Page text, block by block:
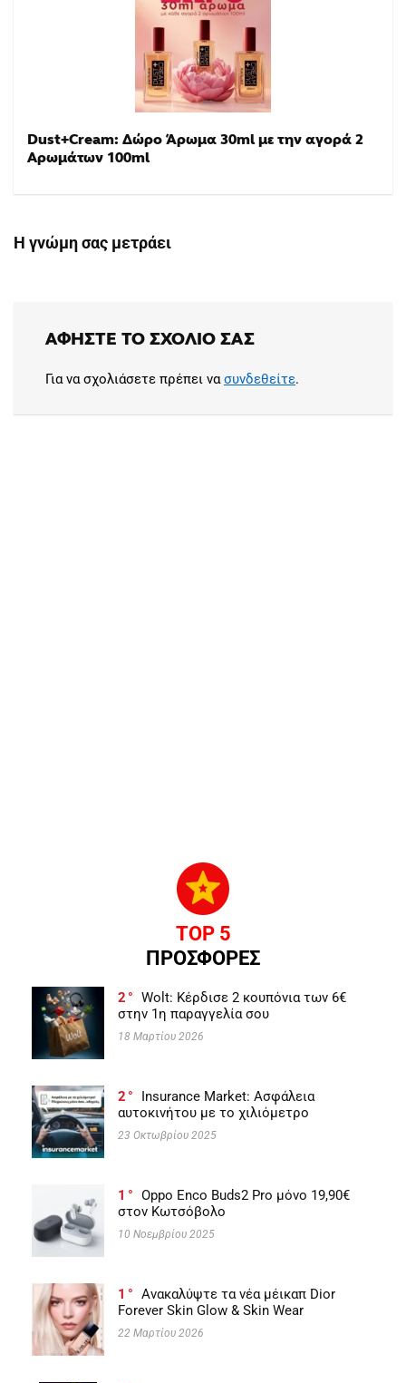
Dust+Cream: Δώρο Άρωμα 30ml με την αγορά 2
Αρωμάτων 100ml
Η γνώμη σας μετράει
ΑΦΉΣΤΕ ΤΟ ΣΧΌΛΙΟ ΣΑΣ
Για να σχολιάσετε πρέπει νασυνδεθείτε.
TOP 5
ΠΡΟΣΦΟΡΕΣ
2
Wolt: Κέρδισε 2 κουπόνια των 6€
στην 1η παραγγελία σου
18 Μαρτίου 2026
2
Insurance Market: Ασφάλεια
αυτοκινήτου με το χιλιόμετρο
23 Οκτωβρίου 2025
1
Oppo Enco Buds2 Pro μόνο 19,90€
στον Κωτσόβολο
10 Νοεμβρίου 2025
1
Ανακαλύψτε τα νέα μέικαπ Dior
Forever Skin Glow & Skin Wear
22 Μαρτίου 2026